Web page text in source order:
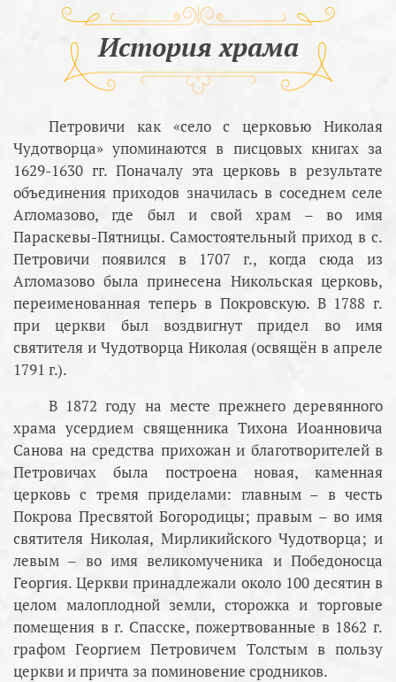
История храма
Петровичи как «село с церковью Николая
Чудотворца» упоминаются в писцовых книгах за
1629-1630 гг. Поначалу эта церковь в результате
объединения приходов значилась в соседнем селе
Агломазово, где был и свой храм – во имя
Параскевы-Пятницы. Самостоятельный приход в с.
Петровичи появился в 1707 г., когда сюда из
Агломазово была принесена Никольская церковь,
переименованная теперь в Покровскую. В 1788 г.
при церкви был воздвигнут придел во имя
святителя и Чудотворца Николая (освящён в апреле
1791 г.).
В 1872 году на месте прежнего деревянного
храма усердием священника Тихона Иоанновича
Санова на средства прихожан и благотворителей в
Петровичах была построена новая, каменная
церковь с тремя приделами: главным – в честь
Покрова Пресвятой Богородицы; правым – во имя
святителя Николая, Мирликийского Чудотворца; и
левым – во имя великомученика и Победоносца
Георгия. Церкви принадлежали около 100 десятин в
целом малоплодной земли, сторожка и торговые
помещения в г. Спасске, пожертвованные в 1862 г.
графом Георгием Петровичем Толстым в пользу
церкви и причта за поминовение сродников.